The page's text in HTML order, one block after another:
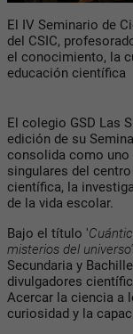
El IV Seminario de
del CSIC,
el conocimiento, la
educación científica
El colegio GSD Las
edición de su
consolida como
singulares del
científica, la
de la vida escolar.
Bajo el título '
misterios del universo'
Secundaria y
divulgadores
Acercar la ciencia a
curiosidad y la